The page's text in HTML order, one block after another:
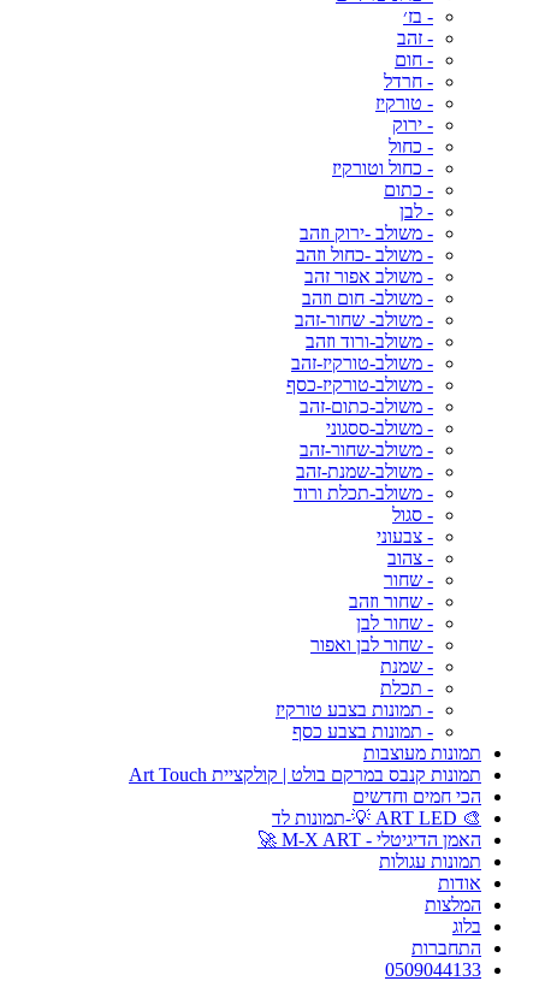
- בז׳
- זהב
- חום
- חרדל
- טורקיז
- ירוק
- כחול
- כחול וטורקיז
- כתום
- לבן
- משולב -ירוק וזהב
- משולב -כחול וזהב
- משולב אפור זהב
- משולב- חום וזהב
- משולב- שחור-זהב
- משולב-ורוד וזהב
- משולב-טורקיז-זהב
- משולב-טורקיז-כסף
- משולב-כתום-זהב
- משולב-ססגוני
- משולב-שחור-זהב
- משולב-שמנת-זהב
- משולב-תכלת ורוד
- סגול
- צבעוני
- צהוב
- שחור
- שחור וזהב
- שחור לבן
- שחור לבן ואפור
- שמנת
- תכלת
- תמונות בצבע טורקיז
- תמונות בצבע כסף
תמונות מעוצבות
תמונות קנבס במרקם בולט | קולקציית Art Touch
הכי חמים וחדשים
🎨 ART LED 💡-תמונות לד
האמן הדיגיטלי - M-X ART 🚀
תמונות עגולות
אודות
המלצות
בלוג
התחברות
0509044133